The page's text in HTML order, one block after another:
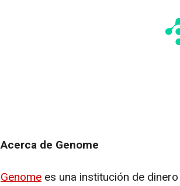
Acerca de Genome
Genome es una institución de